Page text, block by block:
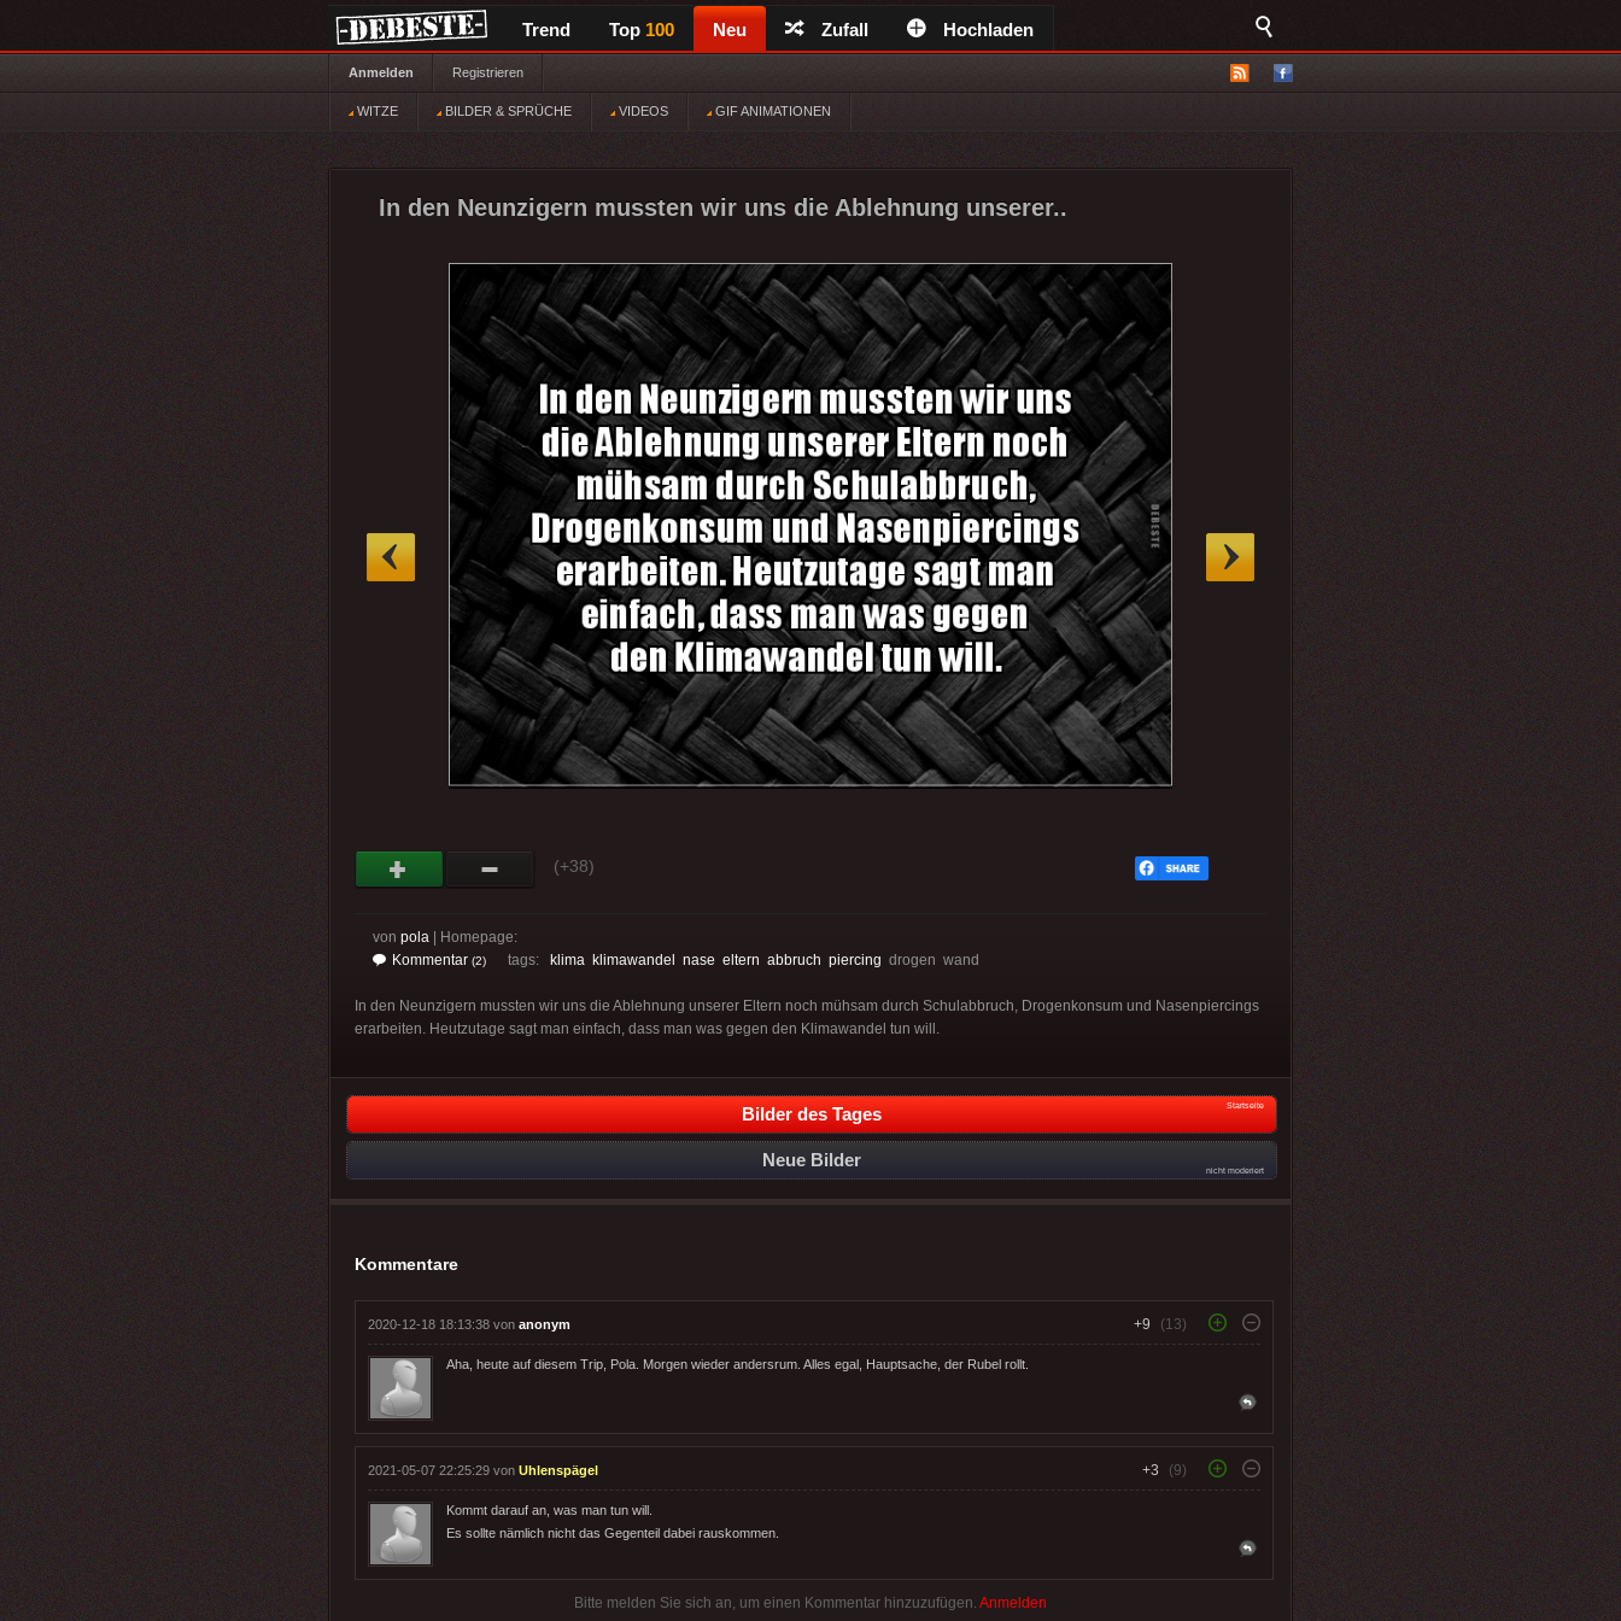
Trend Top 100 Neu Zufall Hochladen
Anmelden Registrieren
WITZE BILDER & SPRÜCHE VIDEOS GIF ANIMATIONEN
In den Neunzigern mussten wir uns die Ablehnung unserer..
(+38)
von pola | Homepage:
Kommentar (2) tags: klima klimawandel nase eltern abbruch piercing drogen wand
In den Neunzigern mussten wir uns die Ablehnung unserer Eltern noch mühsam durch Schulabbruch, Drogenkonsum und Nasenpiercings
erarbeiten. Heutzutage sagt man einfach, dass man was gegen den Klimawandel tun will.
Bilder des Tages Startseite
Neue Bilder
nicht moderiert
Kommentare
2020-12-18 18:13:38 von anonym +9 (13)
Aha, heute auf diesem Trip, Pola. Morgen wieder andersrum. Alles egal, Hauptsache, der Rubel rollt.
2021-05-07 22:25:29 von Uhlenspägel +3 (9)
Kommt darauf an, was man tun will.
Es sollte nämlich nicht das Gegenteil dabei rauskommen.
Bitte melden Sie sich an, um einen Kommentar hinzuzufügen. Anmelden